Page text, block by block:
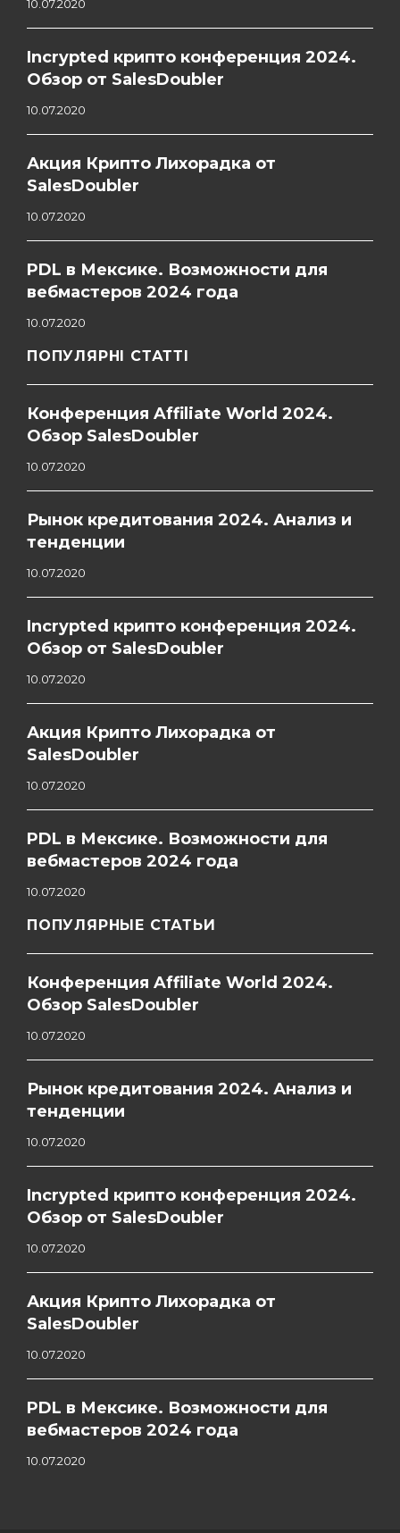
10.07.2020
Incrypted крипто конференция 2024.
Обзор от SalesDoubler
10.07.2020
Акция Крипто Лихорадка от
SalesDoubler
10.07.2020
PDL в Мексике. Возможности для
вебмастеров 2024 года
10.07.2020
ПОПУЛЯРНІ СТАТТІ
Конференция Affiliate World 2024.
Обзор SalesDoubler
10.07.2020
Рынок кредитования 2024. Анализ и
тенденции
10.07.2020
Incrypted крипто конференция 2024.
Обзор от SalesDoubler
10.07.2020
Акция Крипто Лихорадка от
SalesDoubler
10.07.2020
PDL в Мексике. Возможности для
вебмастеров 2024 года
10.07.2020
ПОПУЛЯРНЫЕ СТАТЬИ
Конференция Affiliate World 2024.
Обзор SalesDoubler
10.07.2020
Рынок кредитования 2024. Анализ и
тенденции
10.07.2020
Incrypted крипто конференция 2024.
Обзор от SalesDoubler
10.07.2020
Акция Крипто Лихорадка от
SalesDoubler
10.07.2020
PDL в Мексике. Возможности для
вебмастеров 2024 года
10.07.2020